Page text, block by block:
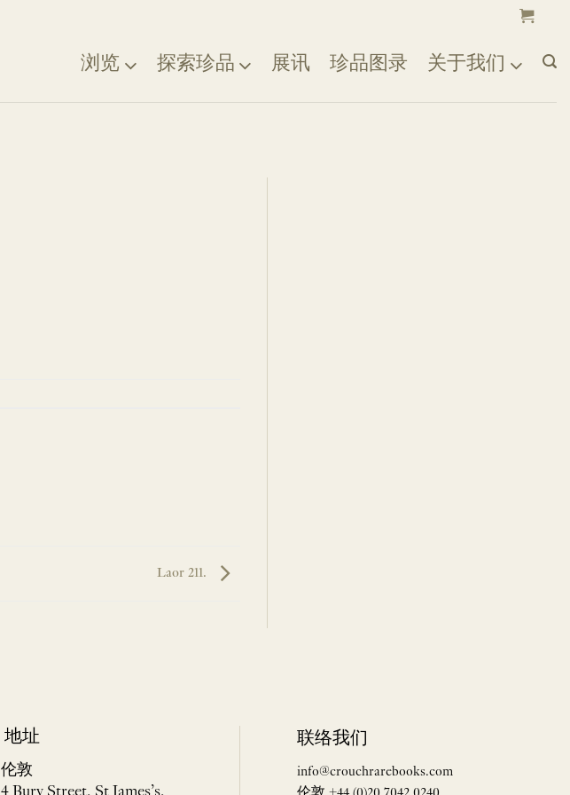
浏览 探索珍品 展讯 珍品图录 关于我们
Laor 211.
地址
伦敦
联络我们
info@crouchrarebooks.com